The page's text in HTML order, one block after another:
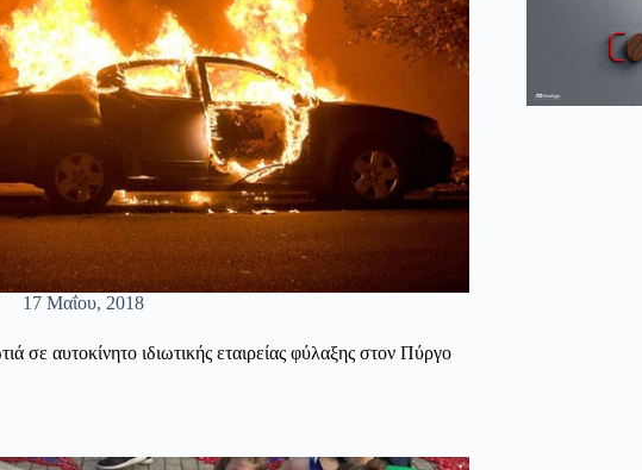
17 Μαΐου, 2018
σε αυτοκίνητο ιδιωτικής εταιρείας φύλαξης στον Πύργο